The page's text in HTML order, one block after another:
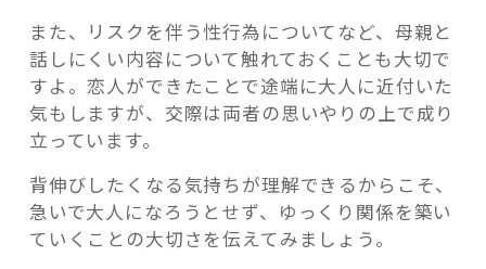
また、リスクを伴う性行為についてなど、母親と
話しにくい内容について触れておくことも大切で
すよ。恋人ができたことで途端に大人に近付いた
気もしますが、交際は両者の思いやりの上で成り
立っています。
背伸びしたくなる気持ちが理解できるからこそ、
急いで大人になろうとせず、ゆっくり関係を築い
ていくことの大切さを伝えてみましょう。